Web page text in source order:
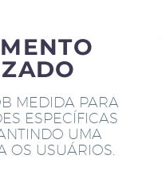
MEDIDA PARA
ESPECÍFICAS
UMA
OS USUÁRIOS.